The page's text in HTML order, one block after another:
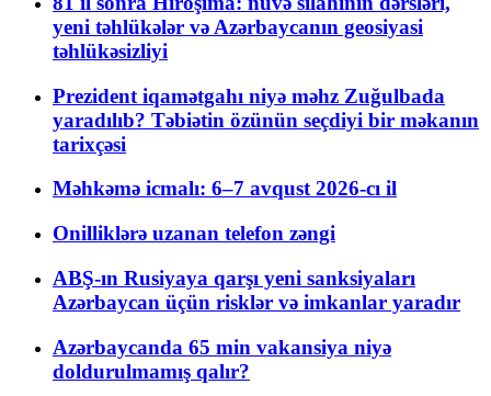
yeni təhlükələr və Azərbaycanın geosiyasi
təhlükəsizliyi
Prezident iqamətgahı niyə məhz Zuğulbada
yaradılıb? Təbiətin özünün seçdiyi bir məkanın
tarixçəsi
Məhkəmə icmalı: 6–7 avqust 2026-cı il
Onilliklərə uzanan telefon zəngi
ABŞ-ın Rusiyaya qarşı yeni sanksiyaları
Azərbaycan üçün risklər və imkanlar yaradır
Azərbaycanda 65 min vakansiya niyə
doldurulmamış qalır?